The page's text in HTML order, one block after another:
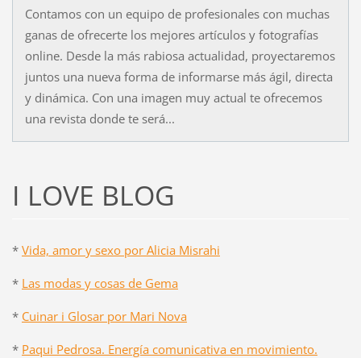
Contamos con un equipo de profesionales con muchas
ganas de ofrecerte los mejores artículos y fotografías
online. Desde la más rabiosa actualidad, proyectaremos
juntos una nueva forma de informarse más ágil, directa
y dinámica. Con una imagen muy actual te ofrecemos
una revista donde te será...
I LOVE BLOG
* Vida, amor y sexo por Alicia Misrahi
* Las modas y cosas de Gema
* Cuinar i Glosar por Mari Nova
* Paqui Pedrosa. Energía comunicativa en movimiento.